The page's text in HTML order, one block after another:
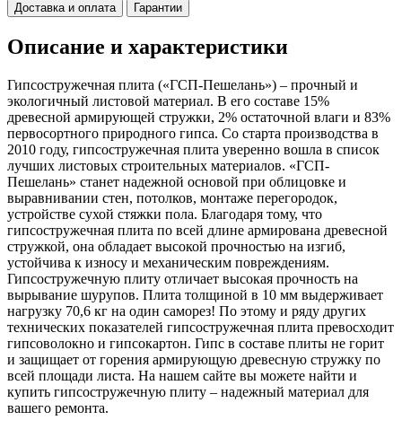
Доставка и оплата
Гарантии
Описание и характеристики
Гипсостружечная плита («ГСП-Пешелань») – прочный и
экологичный листовой материал. В его составе 15%
древесной армирующей стружки, 2% остаточной влаги и 83%
первосортного природного гипса. Со старта производства в
2010 году, гипсостружечная плита уверенно вошла в список
лучших листовых строительных материалов. «ГСП-
Пешелань» станет надежной основой при облицовке и
выравнивании стен, потолков, монтаже перегородок,
устройстве сухой стяжки пола. Благодаря тому, что
гипсостружечная плита по всей длине армирована древесной
стружкой, она обладает высокой прочностью на изгиб,
устойчива к износу и механическим повреждениям.
Гипсостружечную плиту отличает высокая прочность на
вырывание шурупов. Плита толщиной в 10 мм выдерживает
нагрузку 70,6 кг на один саморез! По этому и ряду других
технических показателей гипсостружечная плита превосходит
гипсоволокно и гипсокартон. Гипс в составе плиты не горит
и защищает от горения армирующую древесную стружку по
всей площади листа. На нашем сайте вы можете найти и
купить гипсостружечную плиту – надежный материал для
вашего ремонта.